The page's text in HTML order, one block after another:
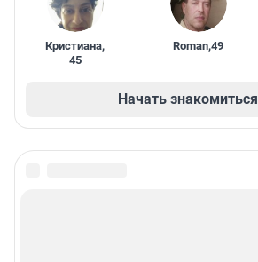
Кристиана,
45
Roman,49
Начать знакомиться